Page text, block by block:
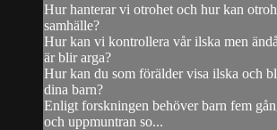
Hur hanterar vi otrohet och hur kan
samhälle?
Hur kan vi kontrollera vår ilska men
är blir arga?
Hur kan du som förälder visa ilska och
dina barn?
Enligt forskningen behöver barn fem
och uppmuntran so...